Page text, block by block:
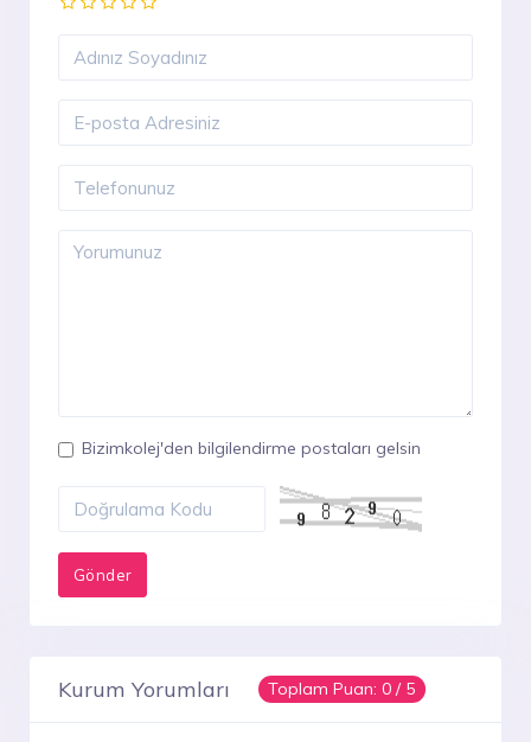
Bizimkolej'den bilgilendirme postaları gelsin
Kurum Yorumları Toplam Puan:0 / 5